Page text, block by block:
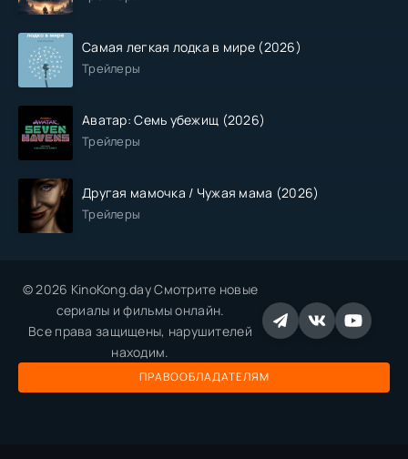
Самая легкая лодка в мире (2026)
Трейлеры
Аватар: Семь убежищ (2026)
Трейлеры
Другая мамочка / Чужая мама (2026)
Трейлеры
© 2026 KinoKong.day Смотрите новые
сериалы и фильмы онлайн.
Все права защищены, нарушителей
находим.
ПРАВООБЛАДАТЕЛЯМ